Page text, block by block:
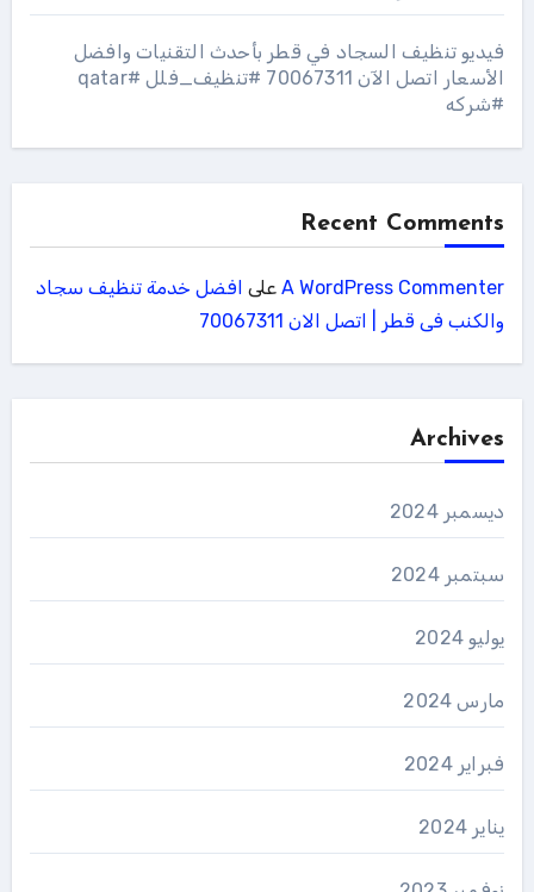
فيديو تنظيف السجاد في قطر بأحدث التقنيات وافضل
الأسعار اتصل الآن 70067311 #تنظيف_فلل #qatar
#شركه
Recent Comments
A WordPress Commenterعلى افضل خدمة تنظيف سجاد
والكنب فى قطر | اتصل الان 70067311
Archives
ديسمبر 2024
سبتمبر 2024
يوليو 2024
مارس 2024
فبراير 2024
يناير 2024